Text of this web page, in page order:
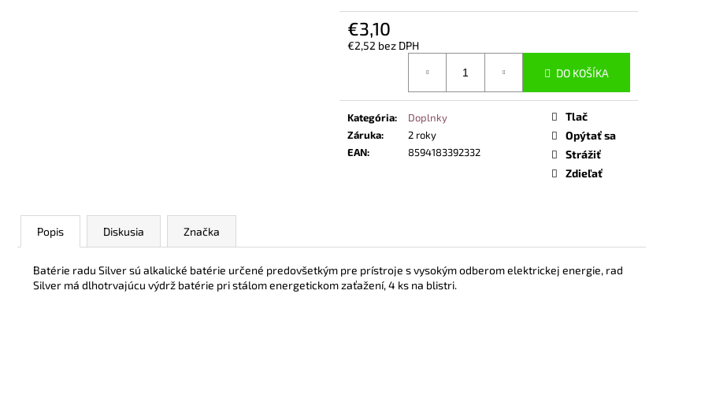
€3,10
€2,52 bez DPH
DO KOŠÍKA
Kategória:
Doplnky
Záruka:
2 roky
EAN: 8594183392332
Tlač
Opýtať sa
Strážiť
Zdieľať
Popis Diskusia Značka
Batérie radu Silver sú alkalické batérie určené predovšetkým pre prístroje s vysokým odberom elektrickej energie, rad
Silver má dlhotrvajúcu výdrž batérie pri stálom energetickom zaťažení, 4 ks na blistri.
6935 S3 SRC TREND ČIERNA